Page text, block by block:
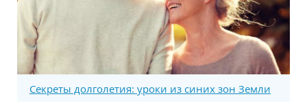
Секреты долголетия: уроки из синих зон Земли